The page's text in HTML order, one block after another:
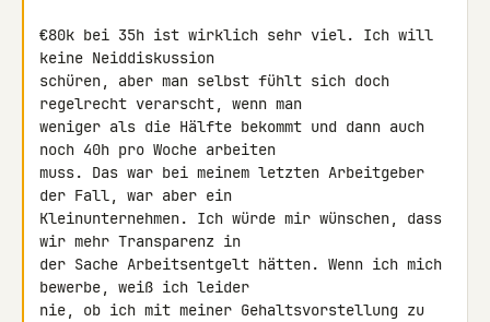
€80k bei 35h ist wirklich sehr viel. Ich will
keine Neiddiskussion
schüren, aber man selbst fühlt sich doch
regelrecht verarscht, wenn man
weniger als die Hälfte bekommt und dann auch
noch 40h pro Woche arbeiten
muss. Das war bei meinem letzten Arbeitgeber
der Fall, war aber ein
Kleinunternehmen. Ich würde mir wünschen, dass
wir mehr Transparenz in
der Sache Arbeitsentgelt hätten. Wenn ich mich
bewerbe, weiß ich leider
nie, ob ich mit meiner Gehaltsvorstellung zu